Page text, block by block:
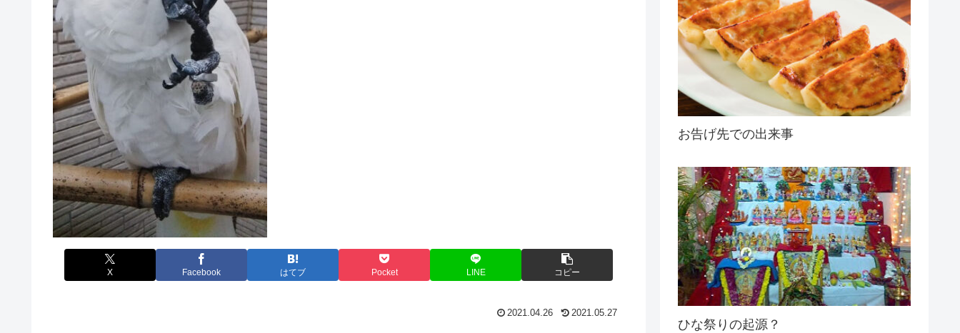
X Facebook はてブ Pocket LINE コピー
2021.04.26 2021.05.27
お告げ先での出来事
ひな祭りの起源？